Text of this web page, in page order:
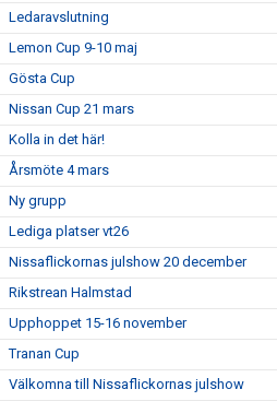
Ledaravslutning
Lemon Cup 9-10 maj
Gösta Cup
Nissan Cup 21 mars
Kolla in det här!
Årsmöte 4 mars
Ny grupp
Lediga platser vt26
Nissaflickornas julshow 20 december
Rikstrean Halmstad
Upphoppet 15-16 november
Tranan Cup
Välkomna till Nissaflickornas julshow